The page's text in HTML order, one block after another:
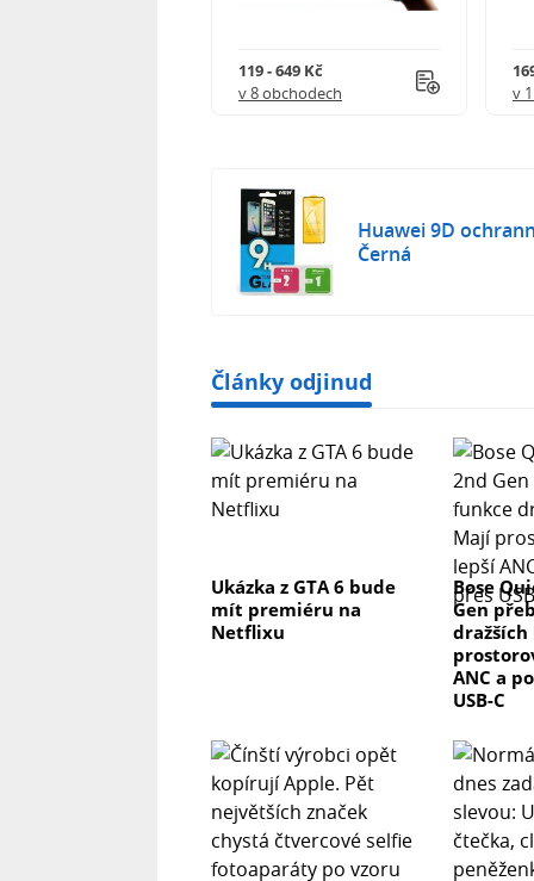
119 - 649 Kč
v 8 obchodech
v
Huawei 9D
Černá
Články odjinud
Ukázka z GTA 6 bude
mít premiéru na
Netflixu
Bose
Gen
ANC a
USB-C